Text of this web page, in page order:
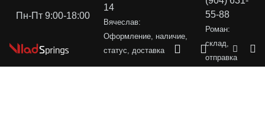
Пн-Пт 9:00-18:00
14
Вячеслав:
Оформление, наличие,
статус, доставка
55-88
Роман:
склад,
отправка